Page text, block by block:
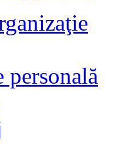
personală